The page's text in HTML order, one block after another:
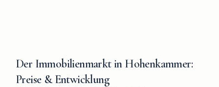
Der Immobilienmarkt in Hohenkammer:
Preise & Entwicklung